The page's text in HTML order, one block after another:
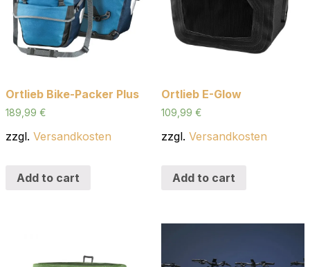
Ortlieb Bike-Packer Plus
189,99 €
zzgl. Versandkosten
Add to cart
Ortlieb E-Glow
109,99 €
zzgl. Versandkosten
Add to cart